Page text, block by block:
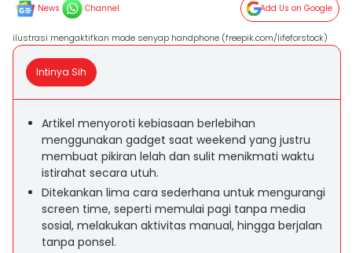
News Channel Add Us on Google
ilustrasi mengaktifkan mode senyap handphone (freepik.com/lifeforstock)
Intinya Sih
Artikel menyoroti kebiasaan berlebihan
menggunakan gadget saat weekend yang justru
membuat pikiran lelah dan sulit menikmati waktu
istirahat secara utuh.
Ditekankan lima cara sederhana untuk mengurangi
screen time, seperti memulai pagi tanpa media
sosial, melakukan aktivitas manual, hingga berjalan
tanpa ponsel.